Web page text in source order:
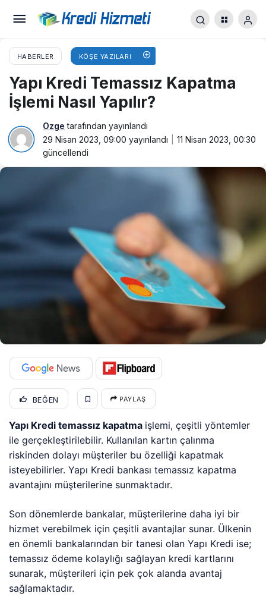
HABERLER KÖŞE YAZILARI
Yapı Kredi Temassız Kapatma
İşlemi Nasıl Yapılır?
Ozge tarafından yayınlandı
29 Nisan 2023, 09:00 yayınlandı
11 Nisan 2023, 00:30
güncellendi
BEĞEN PAYLAŞ
Yapı Kredi temassız kapatma işlemi, çeşitli yöntemler
ile gerçekleştirilebilir. Kullanılan kartın çalınma
riskinden dolayı müşteriler bu özelliği kapatmak
isteyebilirler. Yapı Kredi bankası temassız kapatma
avantajını müşterilerine sunmaktadır.
Son dönemlerde bankalar, müşterilerine daha iyi bir
hizmet verebilmek için çeşitli avantajlar sunar. Ülkenin
en önemli bankalarından bir tanesi olan Yapı Kredi ise;
temassız ödeme kolaylığı sağlayan kredi kartlarını
sunarak, müşterileri için pek çok alanda avantaj
sağlamaktadır.